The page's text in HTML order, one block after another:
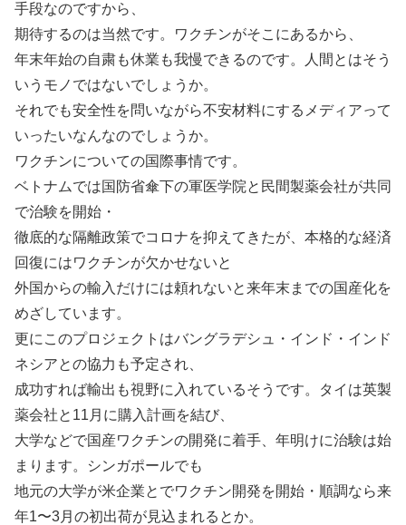
手段なのですから、
期待するのは当然です。ワクチンがそこにあるから、
年末年始の自粛も休業も我慢できるのです。人間とはそう
いうモノではないでしょうか。
それでも安全性を問いながら不安材料にするメディアって
いったいなんなのでしょうか。
ワクチンについての国際事情です。
ベトナムでは国防省傘下の軍医学院と民間製薬会社が共同
で治験を開始・
徹底的な隔離政策でコロナを抑えてきたが、本格的な経済
回復にはワクチンが欠かせないと
外国からの輸入だけには頼れないと来年末までの国産化を
めざしています。
更にこのプロジェクトはバングラデシュ・インド・インド
ネシアとの協力も予定され、
成功すれば輸出も視野に入れているそうです。タイは英製
薬会社と11月に購入計画を結び、
大学などで国産ワクチンの開発に着手、年明けに治験は始
まります。シンガポールでも
地元の大学が米企業とでワクチン開発を開始・順調なら来
年1〜3月の初出荷が見込まれるとか。